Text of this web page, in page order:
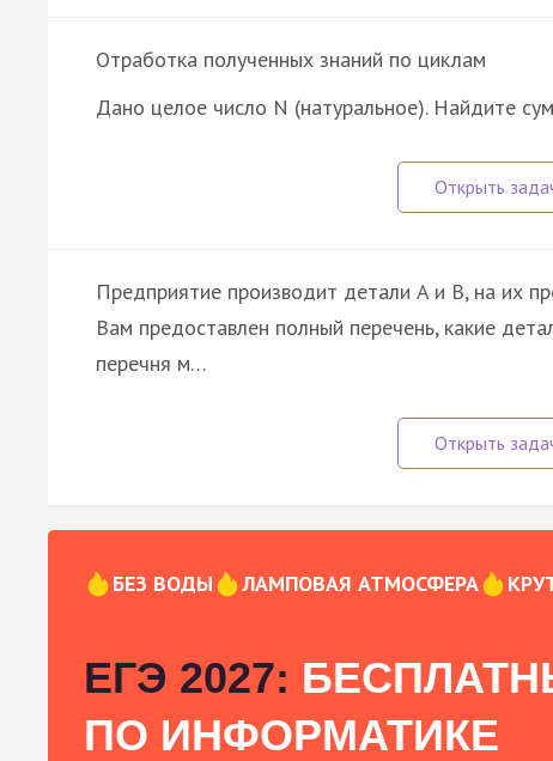
Отработка полученных знаний по циклам
Дано целое число N (натуральное). Найдите
Предприятие производит детали A и B, на их
Вам предоставлен полный перечень, какие
перечня м…
БЕЗ ВОДЫ ЛАМПОВАЯ АТМОСФЕРА
ЕГЭ 2027:
ПО ИНФОРМАТИКЕ